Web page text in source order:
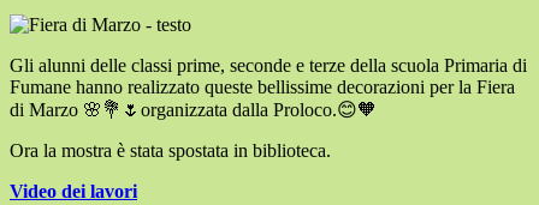
Gli alunni delle classi prime, seconde e terze della scuola Primaria di
Fumane hanno realizzato queste bellissime decorazioni per la Fiera
di Marzo 🌸💐🌷 organizzata dalla Proloco.😊🧡
Ora la mostra è stata spostata in biblioteca.
Video dei lavori